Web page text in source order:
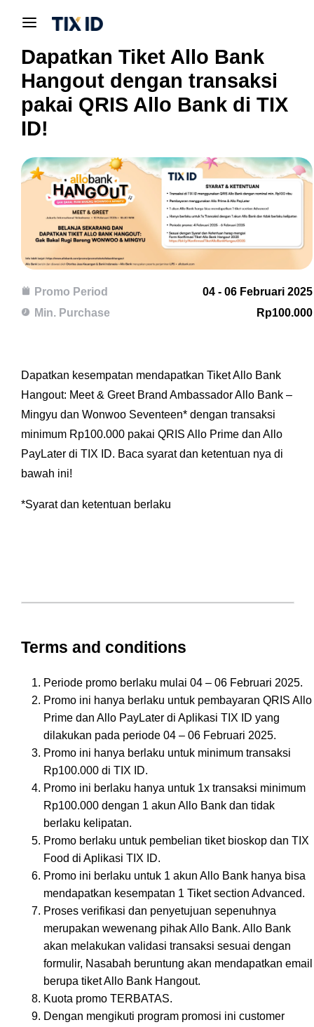
Dapatkan Tiket Allo Bank
Hangout dengan transaksi
pakai QRIS Allo Bank di TIX
ID!
Promo Period
04 - 06 Februari 2025
Min. Purchase
Rp100.000
Dapatkan kesempatan mendapatkan Tiket Allo Bank
Hangout: Meet & Greet Brand Ambassador Allo Bank –
Mingyu dan Wonwoo Seventeen* dengan transaksi
minimum Rp100.000 pakai QRIS Allo Prime dan Allo
PayLater di TIX ID. Baca syarat dan ketentuan nya di
bawah ini!
*Syarat dan ketentuan berlaku
Terms and conditions
Periode promo berlaku mulai 04 – 06 Februari 2025.
Promo ini hanya berlaku untuk pembayaran QRIS Allo
Prime dan Allo PayLater di Aplikasi TIX ID yang
dilakukan pada periode 04 – 06 Februari 2025.
Promo ini hanya berlaku untuk minimum transaksi
Rp100.000 di TIX ID.
Promo ini berlaku hanya untuk 1x transaksi minimum
Rp100.000 dengan 1 akun Allo Bank dan tidak
berlaku kelipatan.
Promo berlaku untuk pembelian tiket bioskop dan TIX
Food di Aplikasi TIX ID.
Promo ini berlaku untuk 1 akun Allo Bank hanya bisa
mendapatkan kesempatan 1 Tiket section Advanced.
Proses verifikasi dan penyetujuan sepenuhnya
merupakan wewenang pihak Allo Bank. Allo Bank
akan melakukan validasi transaksi sesuai dengan
formulir, Nasabah beruntung akan mendapatkan email
berupa tiket Allo Bank Hangout.
Kuota promo TERBATAS.
Dengan mengikuti program promosi ini customer